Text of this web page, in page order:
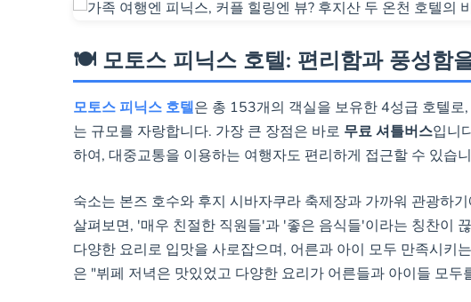
🍽️ 모토스 피닉스 호텔: 편리함과 풍성함
모토스 피닉스 호텔은 총 153개의 객실을 보유한 4성급 호텔
는 규모를 자랑합니다. 가장 큰 장점은 바로 무료 셔틀버스입니
하여, 대중교통을 이용하는 여행자도 편리하게 접근할 수 있습
숙소는 본즈 호수와 후지 시바자쿠라 축제장과 가까워 관광하
살펴보면, '매우 친절한 직원들'과 '좋은 음식들'이라는 칭찬이
다양한 요리로 입맛을 사로잡으며, 어른과 아이 모두 만족시키
은 "뷔페 저녁은 맛있었고 다양한 요리가 어른들과 아이들 모